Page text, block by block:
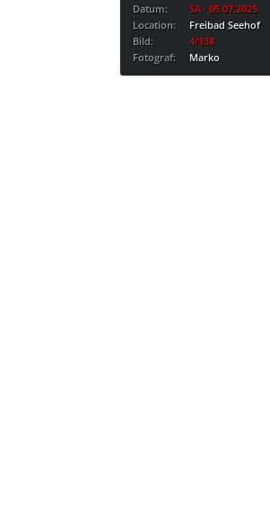
Datum:
SA · 05.07.2025
Location:
Freibad Seehof
Bild:
4/138
Fotograf:
Marko